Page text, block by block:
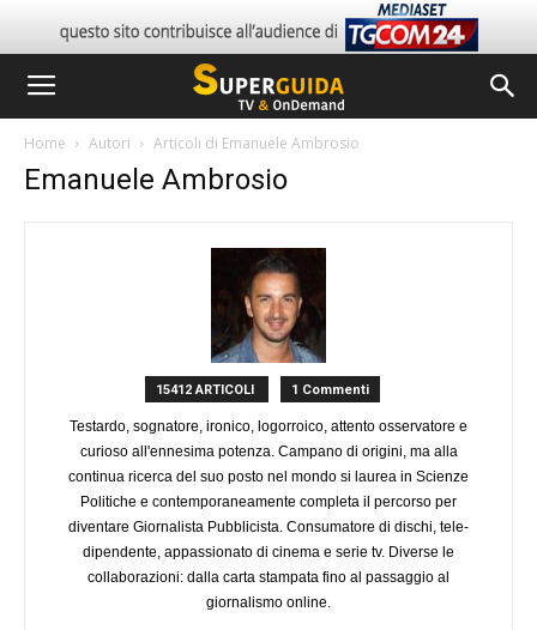
Home Autori Articoli di Emanuele Ambrosio
Emanuele Ambrosio
15412 ARTICOLI 1 Commenti
Testardo, sognatore, ironico, logorroico, attento osservatore e
curioso all'ennesima potenza. Campano di origini, ma alla
continua ricerca del suo posto nel mondo si laurea in Scienze
Politiche e contemporaneamente completa il percorso per
diventare Giornalista Pubblicista. Consumatore di dischi, tele-
dipendente, appassionato di cinema e serie tv. Diverse le
collaborazioni: dalla carta stampata fino al passaggio al
giornalismo online.